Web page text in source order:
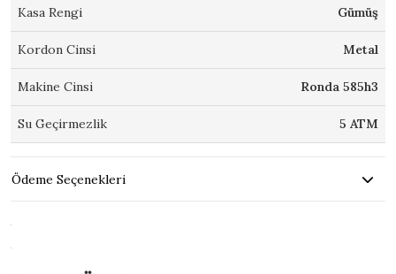
Kasa Rengi Gümüş
Kordon Cinsi Metal
Makine Cinsi Ronda 585h3
Su Geçirmezlik 5 ATM
Ödeme Seçenekleri